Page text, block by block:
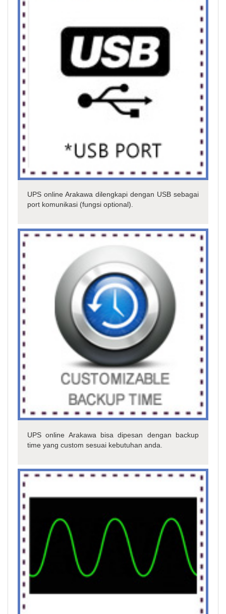
UPS online Arakawa dilengkapi dengan USB sebagai
port komunikasi (fungsi optional).
UPS online Arakawa bisa dipesan dengan backup
time yang custom sesuai kebutuhan anda.